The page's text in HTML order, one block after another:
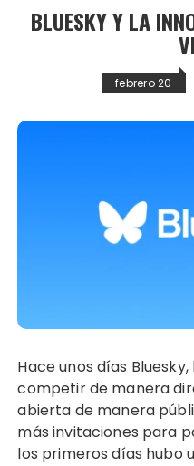
BLUESKY Y LA
febrero 20
Hace unos días Bluesky, la red social que vino a
competir de manera
abierta de manera
más invitaciones para
los primeros días hubo